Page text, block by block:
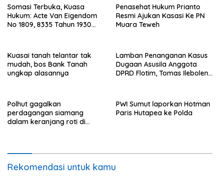
Somasi Terbuka, Kuasa
Hukum: Acte Van Eigendom
No 1809, 8335 Tahun 1930
Saamah
Penasehat Hukum Prianto
Resmi Ajukan Kasasi Ke PN
Muara Teweh
Kuasai tanah telantar tak
mudah, bos Bank Tanah
ungkap alasannya
Lamban Penanganan Kasus
Dugaan Asusila Anggota
DPRD Flotim, Tomas Ileboleng
Polhut gagalkan
perdagangan siamang
dalam keranjang roti di
PWI Sumut laporkan Hotman
Paris Hutapea ke Polda
Rekomendasi untuk kamu